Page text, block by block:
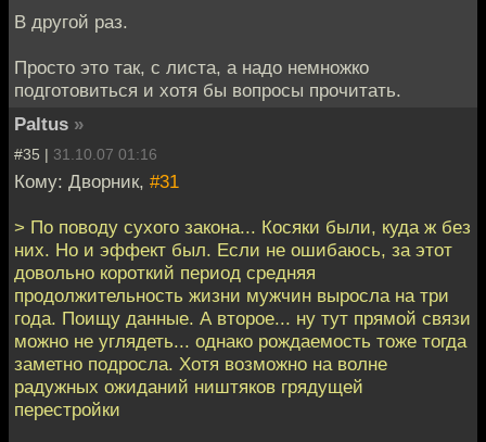
В другой раз.
Просто это так, с листа, а надо немножко
подготовиться и хотя бы вопросы прочитать.
Paltus »
#35 | 31.10.07 01:16
Кому: Дворник, #31
> По поводу сухого закона... Косяки были, куда ж без
них. Но и эффект был. Если не ошибаюсь, за этот
довольно короткий период средняя
продолжительность жизни мужчин выросла на три
года. Поищу данные. А второе... ну тут прямой связи
можно не углядеть... однако рождаемость тоже тогда
заметно подросла. Хотя возможно на волне
радужных ожиданий ништяков грядущей
перестройки